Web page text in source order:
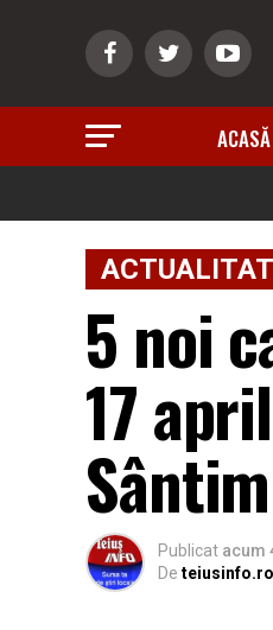
ACASĂ
5 noi
17
Publicat acum
De teiusinfo.ro